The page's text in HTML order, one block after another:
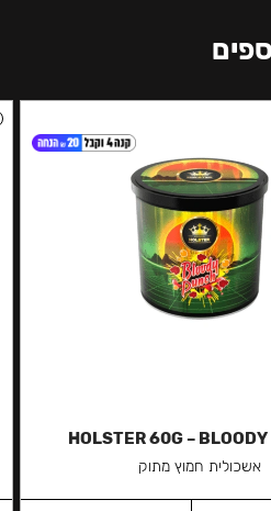
HOLSTER 60G –
אשכולית חמוץ מתוק